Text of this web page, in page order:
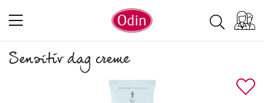
Sensitiv dag creme